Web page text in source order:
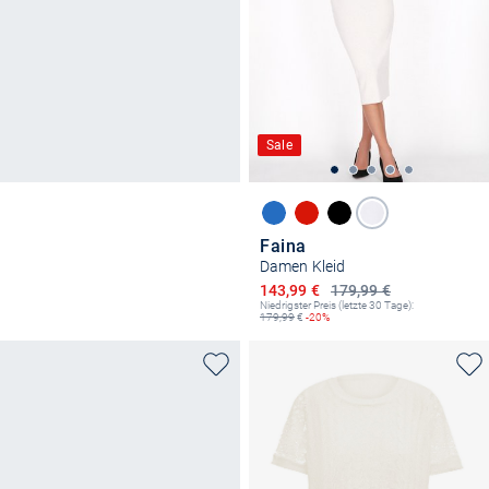
Sale
Faina
Damen Kleid
179,99 €
Ermäßigter Preis
143,99 €
Niedrigster Preis (letzte 30 Tage):
179,99€ -20%